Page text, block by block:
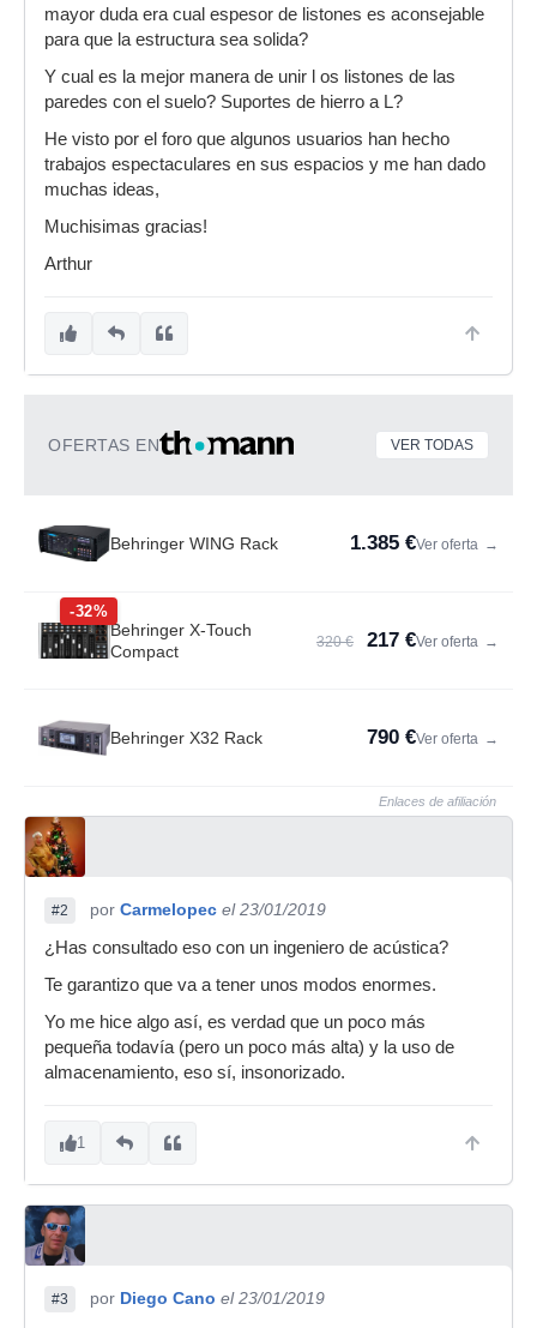
mayor duda era cual espesor de listones es aconsejable
para que la estructura sea solida?
Y cual es la mejor manera de unir l os listones de las
paredes con el suelo? Suportes de hierro a L?
He visto por el foro que algunos usuarios han hecho
trabajos espectaculares en sus espacios y me han dado
muchas ideas,
Muchisimas gracias!
Arthur
OFERTAS EN VER TODAS
Behringer WING Rack 1.385 €Ver oferta →
-32%
Behringer X-Touch
Compact
320 € 217 €Ver oferta →
Behringer X32 Rack 790 €Ver oferta →
Enlaces de afiliación
#2 por Carmelopec el 23/01/2019
¿Has consultado eso con un ingeniero de acústica?
Te garantizo que va a tener unos modos enormes.
Yo me hice algo así, es verdad que un poco más
pequeña todavía (pero un poco más alta) y la uso de
almacenamiento, eso sí, insonorizado.
1
#3 por Diego Cano el 23/01/2019